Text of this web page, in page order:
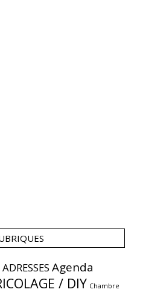
ADRESSES Agenda
/ DIY Chambre